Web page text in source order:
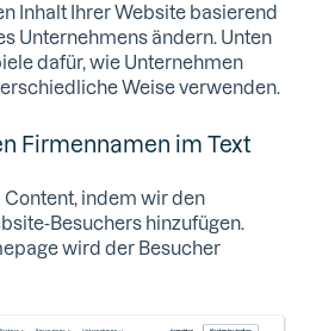
Inhalt Ihrer Website basierend
Unternehmens ändern. Unten
dafür, wie Unternehmen
Weise verwenden.
Firmennamen im Text
indem wir den
Besuchers hinzufügen.
wird der Besucher